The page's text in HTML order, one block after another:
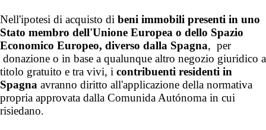
Nell'ipotesi di acquisto di beni immobili presenti in uno
Stato membro dell'Unione Europea o dello Spazio
Economico Europeo, diverso dalla Spagna, per
donazione o in base a qualunque altro negozio giuridico a
titolo gratuito e tra vivi, i contribuenti residenti in
Spagna avranno diritto all'applicazione della normativa
propria approvata dalla Comunida Autónoma in cui
risiedano.